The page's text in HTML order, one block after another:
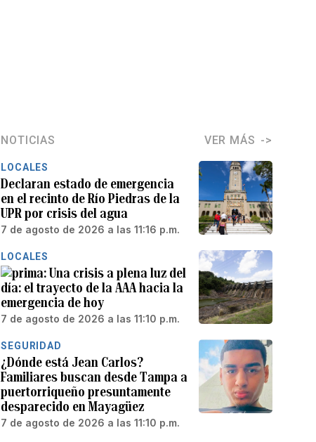
NOTICIAS VER MÁS
LOCALES
Declaran estado de emergencia
en el recinto de Río Piedras de la
UPR por crisis del agua
7 de agosto de 2026 a las 11:16 p.m.
LOCALES
Una crisis a plena luz del
día: el trayecto de la AAA hacia la
emergencia de hoy
7 de agosto de 2026 a las 11:10 p.m.
SEGURIDAD
¿Dónde está Jean Carlos?
Familiares buscan desde Tampa a
puertorriqueño presuntamente
desparecido en Mayagüez
7 de agosto de 2026 a las 11:10 p.m.